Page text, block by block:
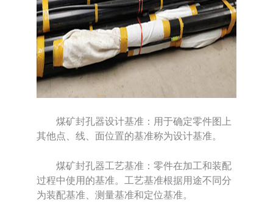
煤矿封孔器设计基准：用于确定零件图上
其他点、线、面位置的基准称为设计基准。
煤矿封孔器工艺基准：零件在加工和装配
过程中使用的基准。工艺基准根据用途不同分
为装配基准、测量基准和定位基准。